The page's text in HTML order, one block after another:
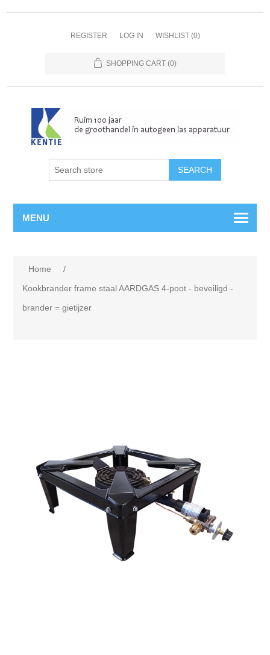
REGISTER LOG IN WISHLIST (0)
SHOPPING CART (0)
MENU
Home
/
Kookbrander frame staal AARDGAS 4-poot - beveiligd -
brander = gietijzer